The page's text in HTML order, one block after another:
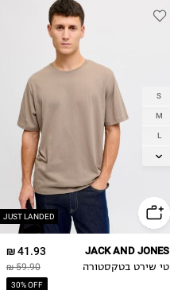
JUST LANDED
S
M
L
XL
41.93 ₪
59.90 ₪
30% OFF
JACK AND JONES
טי שירט בטקסטורה